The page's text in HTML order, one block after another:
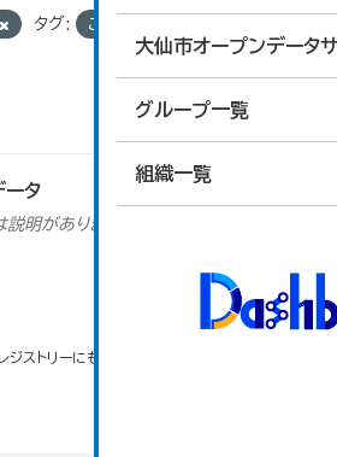
大仙市オープンデータ
グループ一覧
組織一覧
タグ: ごみ処理
タ
説明がありません
ストリーにもアクセス可能です